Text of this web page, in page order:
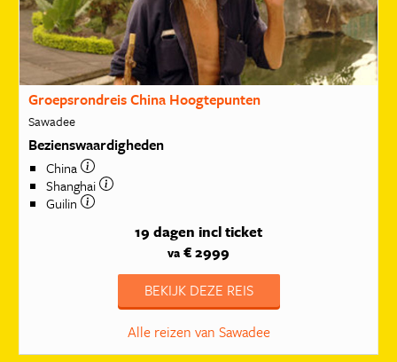
Groepsrondreis China Hoogtepunten
Sawadee
Bezienswaardigheden
China
Shanghai
Guilin
19 dagen incl ticket
va € 2999
BEKIJK DEZE REIS
Alle reizen van Sawadee